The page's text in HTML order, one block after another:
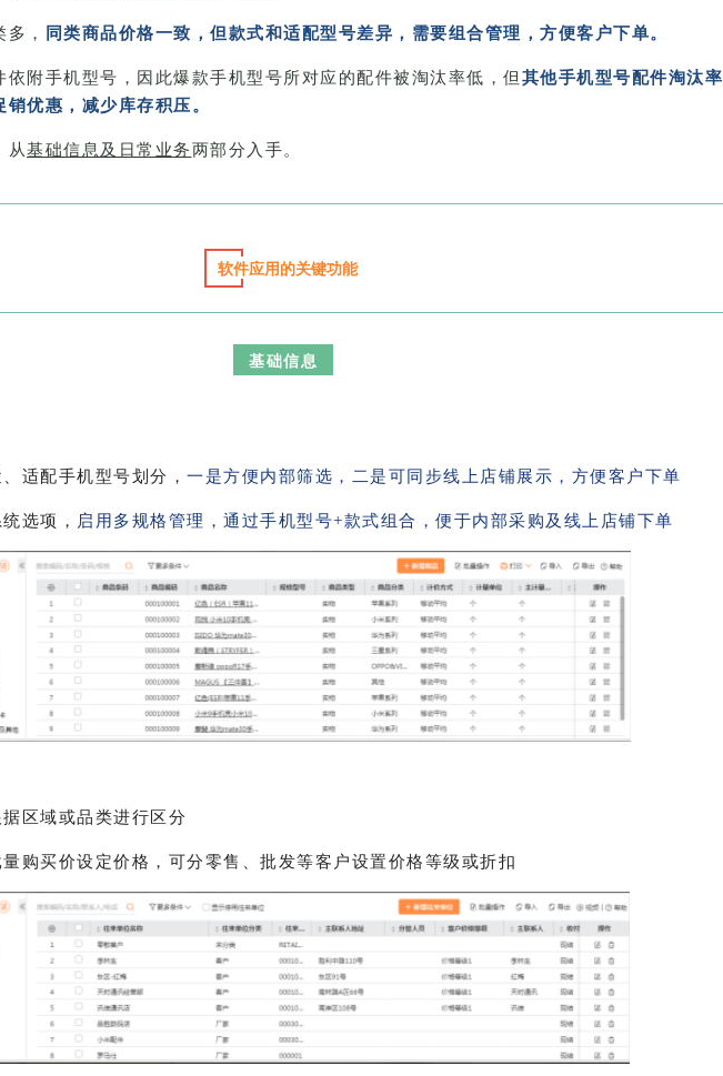
多， 同类商品价格一致，但款式和适配型号差异，需要组合管理，方便客户下单。
依附手机型号，因此爆款手机型号所对应的配件被淘汰率低，但 其他手机型号配件淘汰率
优惠，减少库存积压。
从基础信息及日常业务两部分入手。
软件应用的关键功能
基础信息
适配手机型号划分， 一是方便内部筛选，二是可同步线上店铺展示，方便客户下单
选项， 启用多规格管理，通过手机型号+款式组合，便于内部采购及线上店铺下单
区域或品类进行区分
购买价设定价格，可分零售、批发等客户设置价格等级或折扣